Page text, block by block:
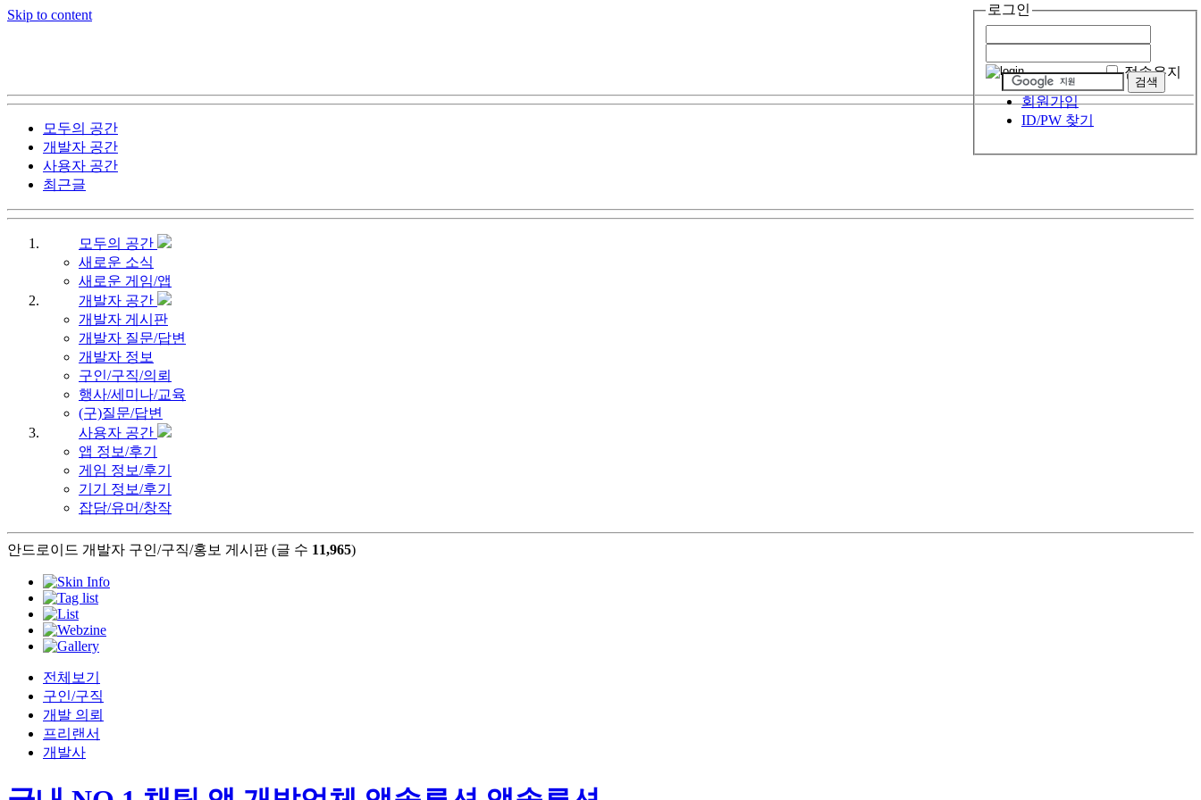
Skip to content
모두의 공간
개발자 공간
사용자 공간
최근글
로그인
접속유지
회원가입
ID/PW 찾기
모두의 공간
새로운 소식
새로운 게임/앱
개발자 공간
개발자 게시판
개발자 질문/답변
개발자 정보
구인/구직/의뢰
행사/세미나/교육
(구)질문/답변
사용자 공간
앱 정보/후기
게임 정보/후기
기기 정보/후기
잡담/유머/창작
안드로이드 개발자 구인/구직/홍보 게시판 (글 수 11,965)
전체보기
구인/구직
개발 의뢰
프리랜서
개발사